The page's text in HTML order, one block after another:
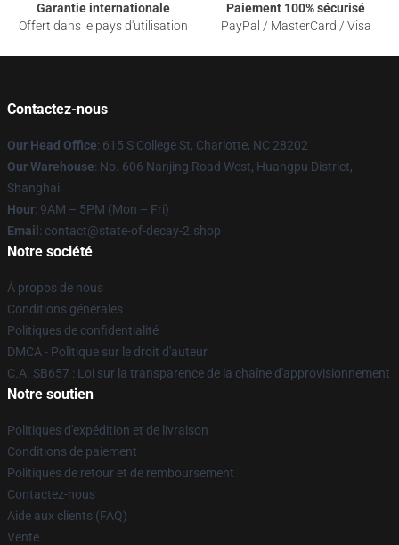
Garantie internationale
Offert dans le pays d'utilisation
Paiement 100% sécurisé
PayPal / MasterCard / Visa
Contactez-nous
Our Head Office: 615 S College St, Charlotte, NC 28202
Our Warehouse: No. 606 Nanjing Road West, Huangpu District,
Shanghai
Hour: 9AM – 5PM (Mon – Fri)
Email : contact@state-of-decay-2.shop
Notre société
À propos de nous
Conditions générales
Politiques de confidentialité
DMCA - Politique sur le droit d'auteur
C.A. SB657 : Loi sur la transparence de la chaîne d'approvisionnement
Notre soutien
Politiques d'expédition et de livraison
Conditions de paiement
Politiques de retour et de remboursement
Contactez-nous
Aide aux clients (FAQ)
Vente